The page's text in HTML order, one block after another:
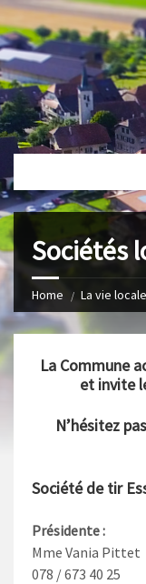
Sociétés
Home La vie locale
La Commune
et invite
N’hésitez
Société de tir
Présidente :
Mme Vania Pittet
078 / 673 40 25